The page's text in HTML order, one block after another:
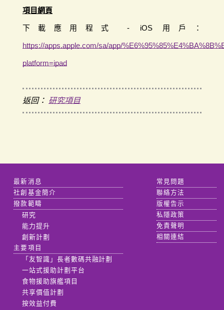
項目網頁
下載應用程式 - iOS 用戶：
https://apps.apple.com/sa/app/
platform=ipad
返回： 研究項目
最新消息
社創基金簡介
撥款範疇
研究
能力提升
創新計劃
主要項目
「友智識」長者數碼共融計劃
一站式援助計劃平台
食物援助旗艦項目
共享價值計劃
按效益付費
常見問題
聯絡方法
版權告示
私隱政策
免責聲明
相關連結